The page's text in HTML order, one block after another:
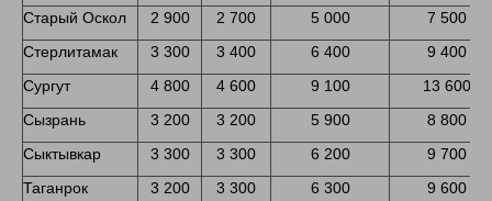
Старый Оскол
2 900 2 700 5 000
7 500
Стерлитамак
3 300 3 400 6 400
9 400
Сургут
4 800 4 600 9 100
13 600
Сызрань
3 200 3 200 5 900
8 800
Сыктывкар
3 300 3 300 6 200
9 700
Таганрок
3 200 3 300 6 300
9 600